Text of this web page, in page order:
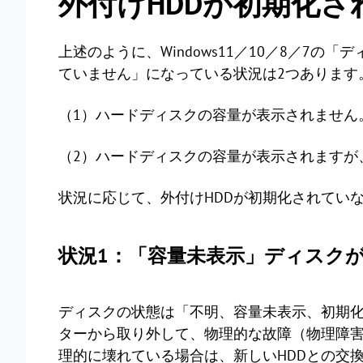
上述のように、Windows11／10／8／7の「
ていません」になっている状況は2つあります
（1）ハードディスクの容量が表示されません
（2）ハードディスクの容量が表示されます
状況に応じて、外付けHDDが初期化されてい
状況1：「容量未表示」ディスク
ディスクの状態は「不明、容量未表示、初期
ターから取り外して、物理的な故障（物理障
理的に壊れている場合は、新しいHDDとの交